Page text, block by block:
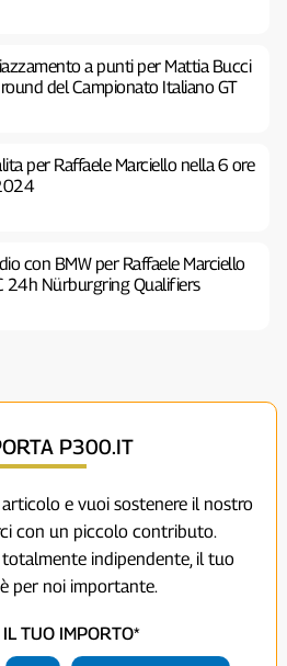
a punti per Mattia Bucci
del Campionato Italiano GT
per Raffaele Marciello nella 6 ore
con BMW per Raffaele Marciello
24h Nürburgring Qualifiers
P300.IT
e vuoi sostenere il nostro
con un piccolo contributo.
indipendente, il tuo
per noi importante.
IL TUO IMPORTO*